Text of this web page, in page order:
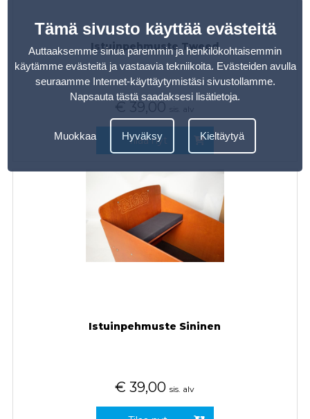
Istuinpehmuste Tweed
€ 39,00 sis. alv
Tilaa nyt
Istuinpehmuste Sininen
€ 39,00 sis. alv
Tämä sivusto käyttää evästeitä
Auttaaksemme sinua paremmin ja henkilökohtaisemmin
käytämme evästeitä ja vastaavia tekniikoita. Evästeiden avulla
seuraamme Internet-käyttäytymistäsi sivustollamme.
Napsauta tästä saadaksesi lisätietoja.
Muokkaa Hyväksy Kieltäytyä